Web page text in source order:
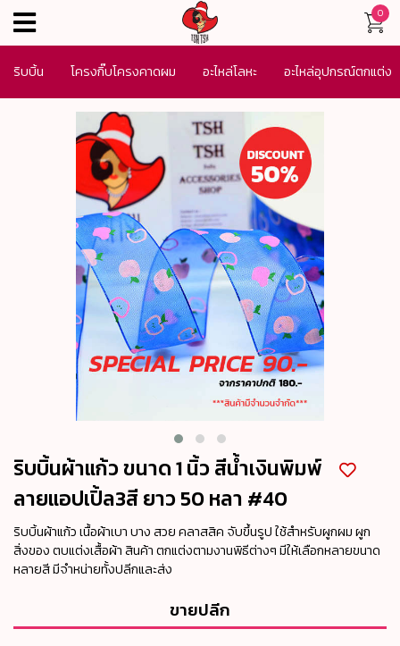
0
menu
ริบบิ้น โครงกิ๊บโครงคาดผม อะไหล่โลหะ อะไหล่อุปกรณ์ตกแต่ง
SALE
ริบบิ้นผ้าแก้ว ขนาด 1 นิ้ว สีน้ำเงินพิมพ์
ลายแอปเปิ้ล3สี ยาว 50 หลา #40
ริบบิ้นผ้าแก้ว เนื้อผ้าเบา บาง สวย คลาสสิค จับขึ้นรูป ใช้สำหรับผูกผม ผูก
สิ่งของ ตบแต่งเสื้อผ้า สินค้า ตกแต่งตามงานพิธีต่างๆ มีให้เลือกหลายขนาด
หลายสี มีจำหน่ายทั้งปลีกและส่ง
ขายปลีก